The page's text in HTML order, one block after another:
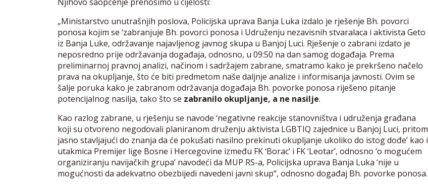
„Ministarstvo unutrašnjih poslova, Policijska uprava Banja Luka izdalo je rješenje Bh. povorci
ponosa kojim se ‘zabranjuje Bh. povorci ponosa i Udruženju nezavisnih stvaralaca i aktivista Geto
iz Banja Luke, održavanje najavljenog javnog skupa u Banjoj Luci. Rješenje o zabrani izdato je
neposredno prije održavanja događaja, odnosno, u 09:50 na dan samog događaja. Prema
preliminarnoj pravnoj analizi, načinom i sadržajem zabrane, smatramo kako je prekršeno načelo
prava na okupljanje, što će biti predmetom naše daljnje analize i informisanja javnosti. Ovim se
šalje poruka kako je zabranom održavanja događaja Bh. povorke ponosa riješeno pitanje
potencijalnog nasilja, tako što se zabranilo okupljanje, a ne nasilje.
Kao razlog zabrane, u rješenju se navode ‘negativne reakcije stanovništva i udruženja građana
koji su otvoreno negodovali planiranom druženju aktivista LGBTIQ zajednice u Banjoj Luci, pritom
jasno stavljajući do znanja da će pokušati nasilno prekinuti okupljanje ukoliko do istog dođe’ kao i
utakmica Premijer lige Bosne i Hercegovine između FK ‘Borac’ i FK ‘Leotar’, odnosno ‘o mogućem
organiziranju navijačkih grupa’ navodeći da MUP RS-a, Policijska uprava Banja Luka ‘nije u
mogućnosti da adekvatno obezbijedi navedeni javni skup“, odnosno događaj Bh. povorke ponosa.